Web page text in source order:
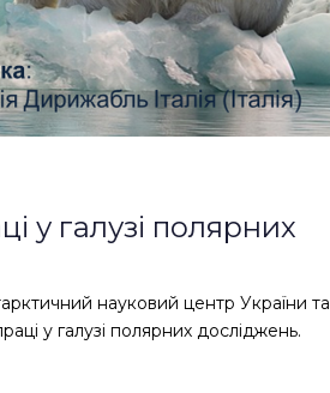
у галузі полярних
науковий центр України та
у галузі полярних досліджень.